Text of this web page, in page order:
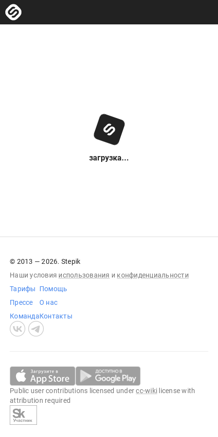
загрузка...
© 2013 — 2026. Stepik
Наши условия использования и конфиденциальности
Тарифы
Прессе
Команда
Помощь
О нас
Контакты
Public user contributions licensed undercc-wiki license with
attribution required